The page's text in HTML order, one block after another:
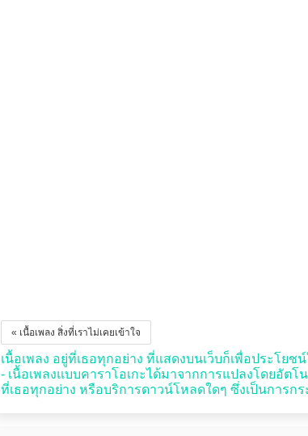
« เนื้อเพลง สิ่งที่เราไม่เคยเข้าใจ
เนื้อเพลง อยู่ที่เธอทุกอย่าง ที่แสดงบนเว็บก็เพื่อประโย
- เนื้อเพลงแบบคาราโอเกะได้มาจากการแปลงโดยอัต
ที่เธอทุกอย่าง หรือบริการดาวน์โหลดใดๆ ซึ่งเป็นการก